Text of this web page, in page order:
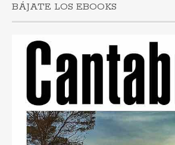
prefieres
por
BÁJATE LOS EBOOKS